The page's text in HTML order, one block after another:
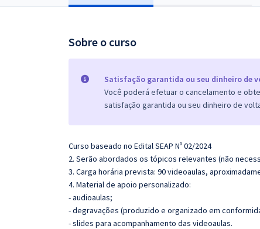
Sobre o curso
Satisfação garantida ou seu dinheiro de
Você poderá efetuar o cancelamento e
satisfação garantida ou seu dinheiro de
Curso baseado no Edital SEAP Nº 02/2024
2. Serão abordados os tópicos relevantes (não
3. Carga horária prevista: 90 videoaulas,
4. Material de apoio personalizado:
- audioaulas;
- degravações (produzido e organizado em
- slides para acompanhamento das videoaulas.